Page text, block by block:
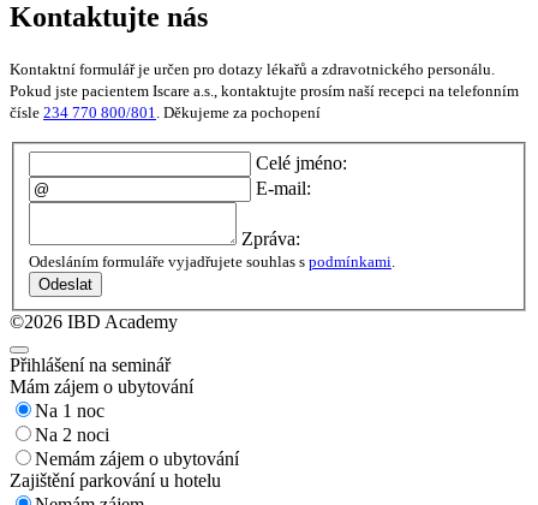
Kontaktujte nás
Kontaktní formulář je určen pro dotazy lékařů a zdravotnického personálu.
Pokud jste pacientem Iscare a.s., kontaktujte prosím naší recepci na telefonním
čísle 234 770 800/801. Děkujeme za pochopení
Celé jméno:
E-mail:
Zpráva:
Odesláním formuláře vyjadřujete souhlas s podmínkami
Odeslat
©2026 IBD Academy
Přihlášení na seminář
Mám zájem o ubytování
Na 1 noc
Na 2 noci
Nemám zájem o ubytování
Zajištění parkování u hotelu